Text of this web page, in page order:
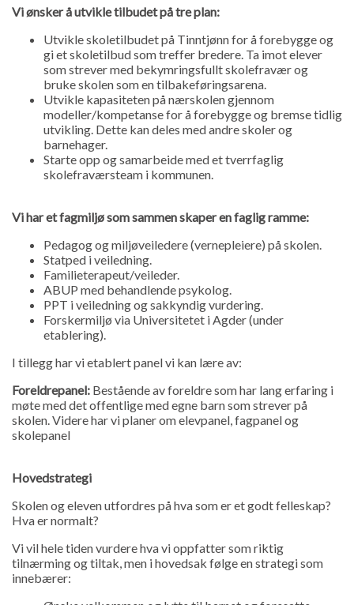
Vi ønsker å utvikle tilbudet på tre plan:
Utvikle skoletilbudet på Tinntjønn for å forebygge og
gi et skoletilbud som treffer bredere. Ta imot elever
som strever med bekymringsfullt skolefravær og
bruke skolen som en tilbakeføringsarena.
Utvikle kapasiteten på nærskolen gjennom
modeller/kompetanse for å forebygge og bremse tidlig
utvikling. Dette kan deles med andre skoler og
barnehager.
Starte opp og samarbeide med et tverrfaglig
skolefraværsteam i kommunen.
Vi har et fagmiljø som sammen skaper en faglig ramme:
Pedagog og miljøveiledere (vernepleiere) på skolen.
Statped i veiledning.
Familieterapeut/veileder.
ABUP med behandlende psykolog.
PPT i veiledning og sakkyndig vurdering.
Forskermiljø via Universitetet i Agder (under
etablering).
I tillegg har vi etablert panel vi kan lære av:
Foreldrepanel: Bestående av foreldre som har lang erfaring i
møte med det offentlige med egne barn som strever på
skolen. Videre har vi planer om elevpanel, fagpanel og
skolepanel
Hovedstrategi
Skolen og eleven utfordres på hva som er et godt felleskap?
Hva er normalt?
Vi vil hele tiden vurdere hva vi oppfatter som riktig
tilnærming og tiltak, men i hovedsak følge en strategi som
innebærer: